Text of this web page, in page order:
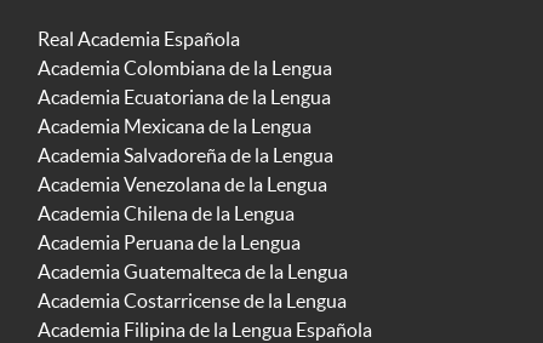
Real Academia Española
Academia Colombiana de la Lengua
Academia Ecuatoriana de la Lengua
Academia Mexicana de la Lengua
Academia Salvadoreña de la Lengua
Academia Venezolana de la Lengua
Academia Chilena de la Lengua
Academia Peruana de la Lengua
Academia Guatemalteca de la Lengua
Academia Costarricense de la Lengua
Academia Filipina de la Lengua Española